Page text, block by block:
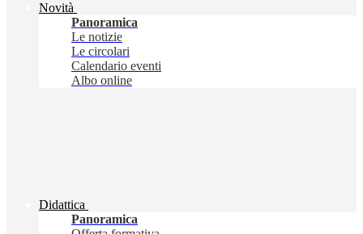
Novità
Panoramica
Le notizie
Le circolari
Calendario eventi
Albo online
Didattica
Panoramica